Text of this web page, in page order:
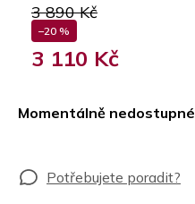
3 890 Kč
–20 %
3 110 Kč
Momentálně nedostupné